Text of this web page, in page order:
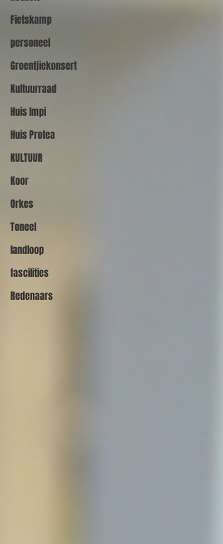
Fietskamp
personeel
Groentjiekonsert
Kultuurraad
Huis Impi
Huis Protea
KULTUUR
Koor
Orkes
Toneel
landloop
fascilities
Redenaars